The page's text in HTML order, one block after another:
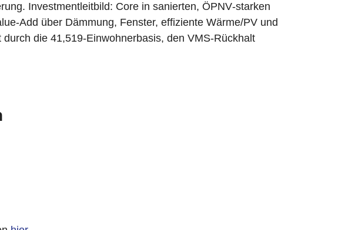
Investmentleitbild: Core in sanierten, ÖPNV‑starken
über Dämmung, Fenster, effiziente Wärme/PV und
die 41,519‑Einwohnerbasis, den VMS‑Rückhalt